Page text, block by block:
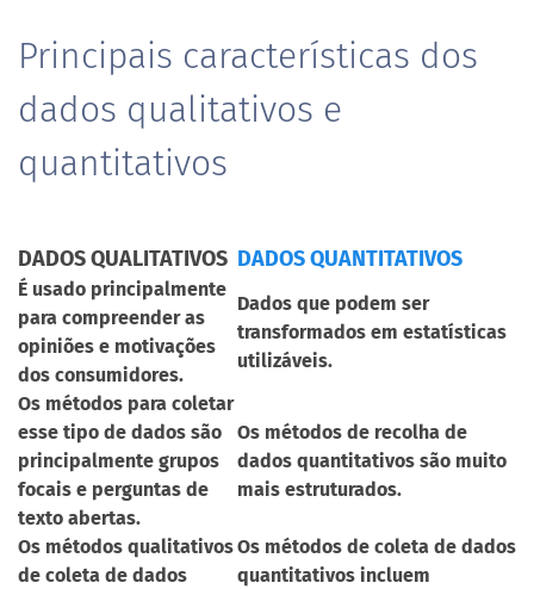
Principais características dos
dados qualitativos e
quantitativos
DADOS QUALITATIVOS DADOS QUANTITATIVOS
É usado principalmente
para compreender as
opiniões e motivações
dos consumidores.
Dados que podem ser
transformados em estatísticas
utilizáveis.
Os métodos para coletar
esse tipo de dados são
principalmente grupos
focais e perguntas de
texto abertas.
Os métodos de recolha de
dados quantitativos são muito
mais estruturados.
Os métodos qualitativos
de coleta de dados
Os métodos de coleta de dados
quantitativos incluem